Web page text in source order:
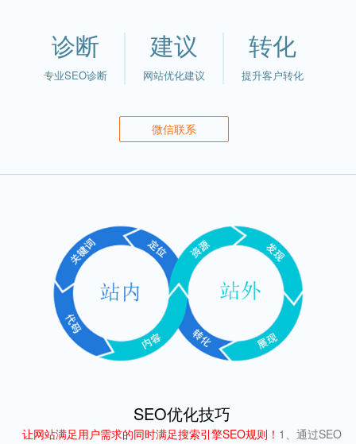
诊断
专业SEO诊断
建议
网站优化建议
转化
提升客户转化
微信联系
SEO优化技巧
让网站满足用户需求的同时满足搜索引擎SEO规则！ 1、通过SEO